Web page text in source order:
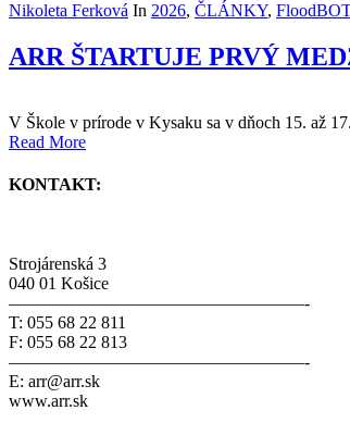
Nikoleta Ferková In 2026, ČLÁNKY,
ARR ŠTARTUJE PRVÝ
V Škole v prírode v Kysaku sa v dňoch 15. až
Read More
KONTAKT:
Strojárenská 3
040 01 Košice
—————————————————-
T: 055 68 22 811
F: 055 68 22 813
—————————————————-
E: arr@arr.sk
www.arr.sk